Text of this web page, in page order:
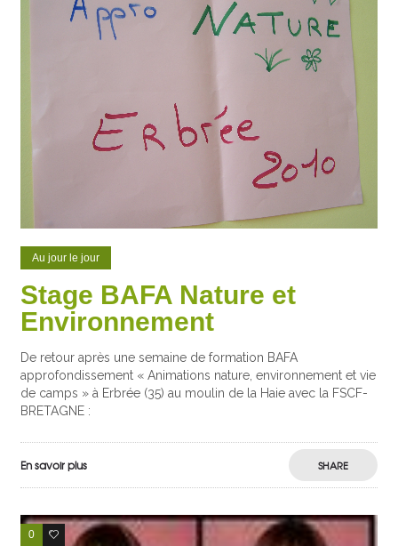
Au jour le jour
Stage BAFA Nature et
Environnement
De retour après une semaine de formation BAFA
approfondissement « Animations nature, environnement et vie
de camps » à Erbrée (35) au moulin de la Haie avec la FSCF-
BRETAGNE :
En savoir plus SHARE
0 0